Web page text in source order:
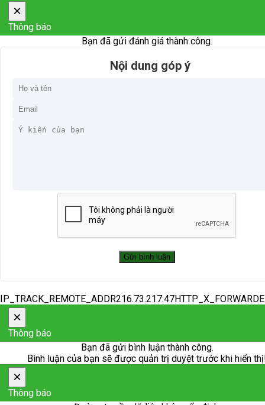
×
Thông báo
Bạn đã gửi đánh giá thành công.
Nội dung góp ý
×
Thông báo
Bạn đã gửi bình luận thành công.
Bình luận của bạn sẽ được quản trị duyệt trước khi hiển
×
Thông báo